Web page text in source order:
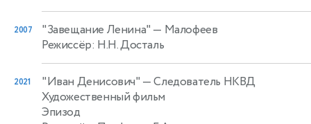
2007 "Завещание Ленина" — Малофеев
Режиссёр: Н.Н. Досталь
2021 "Иван Денисович" — Следователь НКВД
Художественный фильм
Эпизод